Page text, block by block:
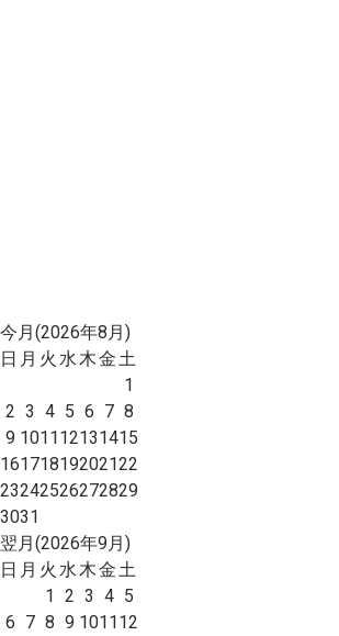
今月(2026年8月)
日 月 火 水木金土
1
2 3 4 5 6 7 8
9 101112131415
16171819202122
23242526272829
3031
翌月(2026年9月)
日 月 火 水木金土
1 2 3 4 5
6 7 8 9 101112